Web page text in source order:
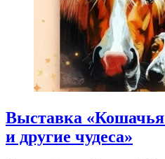
Выставка «Кошачья
и другие чудеса»